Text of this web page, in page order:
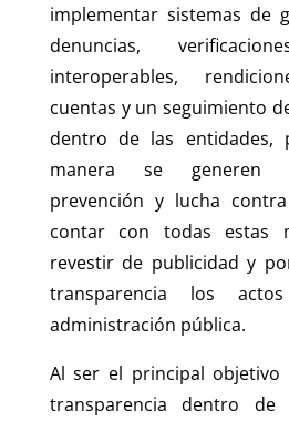
implementar sistemas de
denuncias,
interoperables,
cuentas y un seguimiento
dentro de las entidades,
manera se generen
prevención y lucha
contar con todas estas
revestir de publicidad y
transparencia los
administración pública.
Al ser el principal objetivo
transparencia dentro de